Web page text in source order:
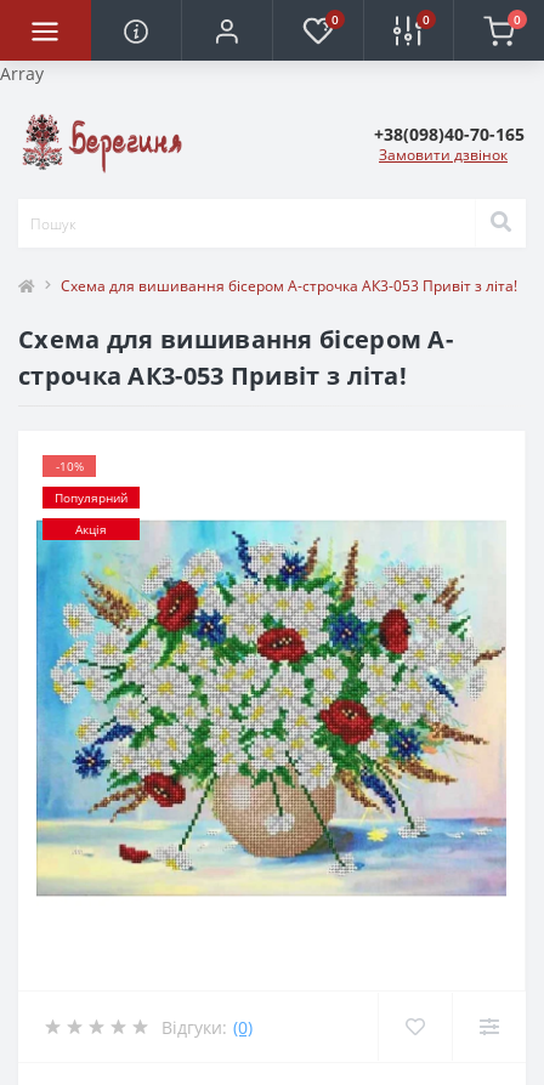
Array
0 0 0
+38(098)40-70-165
Замовити дзвінок
Схема для вишивання бісером А-строчка АК3-053 Привіт з літа!
Схема для вишивання бісером А-
строчка АК3-053 Привіт з літа!
-10%
Популярний
Акція
Відгуки: (0)